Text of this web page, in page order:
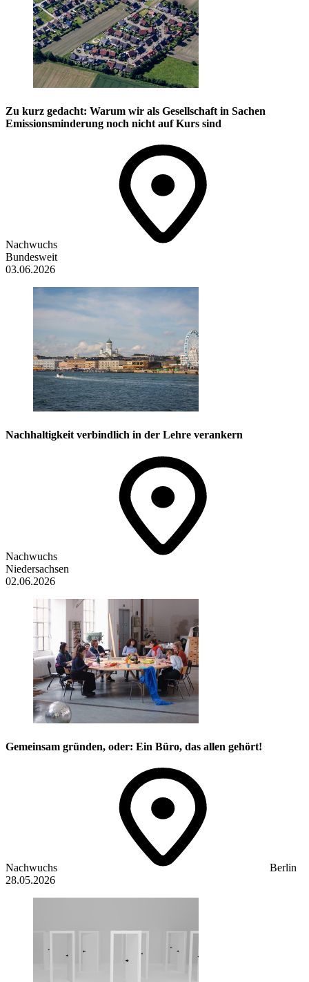
Zu kurz gedacht: Warum wir als Gesellschaft in Sachen
Emissions­minderung noch nicht auf Kurs sind
Nachwuchs
Bundesweit
03.06.2026
Nachhaltigkeit verbindlich in der Lehre verankern
Nachwuchs
Niedersachsen
02.06.2026
Gemeinsam gründen, oder: Ein Büro, das allen gehört!
Nachwuchs
Berlin
28.05.2026